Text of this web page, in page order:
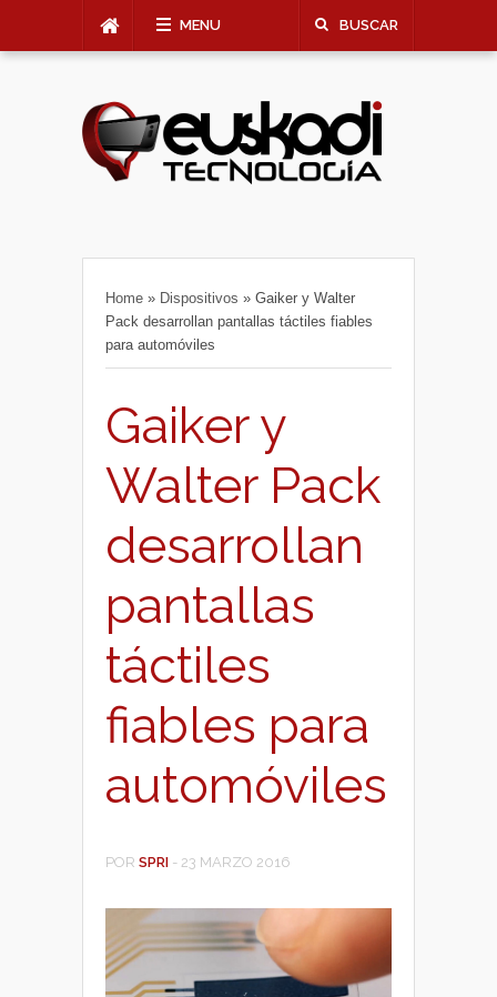
MENU BUSCAR
Home » Dispositivos » Gaiker y Walter
Pack desarrollan pantallas táctiles fiables
para automóviles
Gaiker y
Walter Pack
desarrollan
pantallas
táctiles
fiables para
automóviles
POR SPRI - 23 MARZO 2016